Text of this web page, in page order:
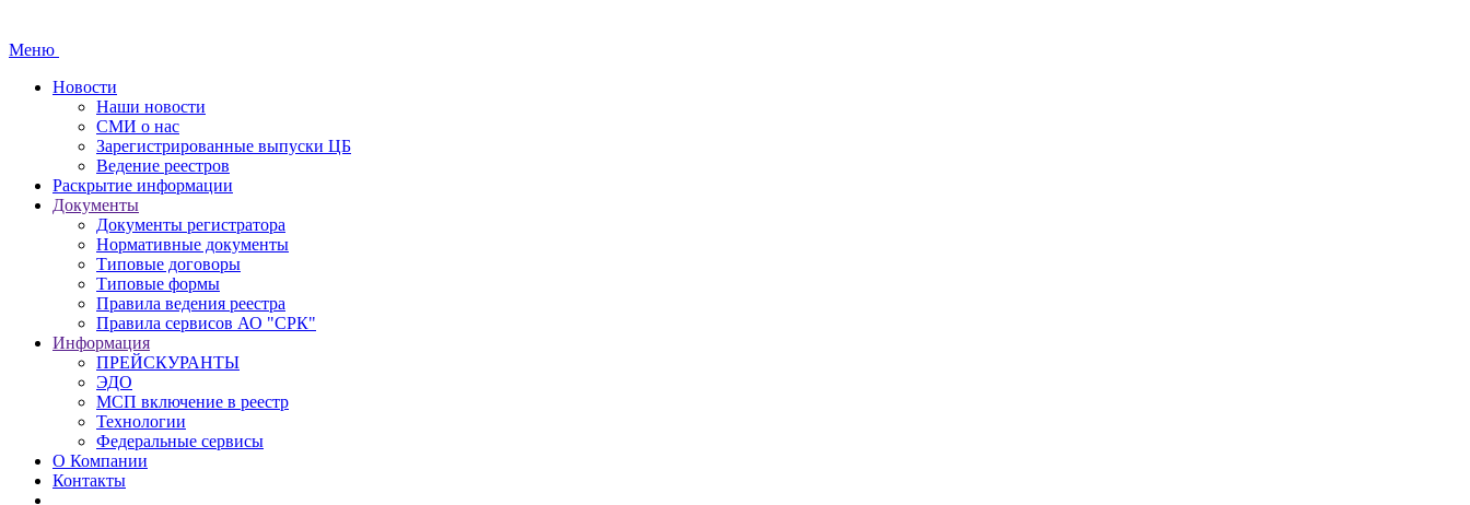
Меню
Новости
Наши новости
СМИ о нас
Зарегистрированные выпуски ЦБ
Ведение реестров
Раскрытие информации
Документы
Документы регистратора
Нормативные документы
Типовые договоры
Типовые формы
Правила ведения реестра
Правила сервисов АО "СРК"
Информация
ПРЕЙСКУРАНТЫ
ЭДО
МСП включение в реестр
Технологии
Федеральные сервисы
О Компании
Контакты